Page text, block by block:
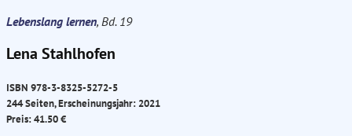
Lebenslang lernen, Bd. 19
Lena Stahlhofen
ISBN 978-3-8325-5272-5
244 Seiten, Erscheinungsjahr: 2021
Preis: 41.50 €